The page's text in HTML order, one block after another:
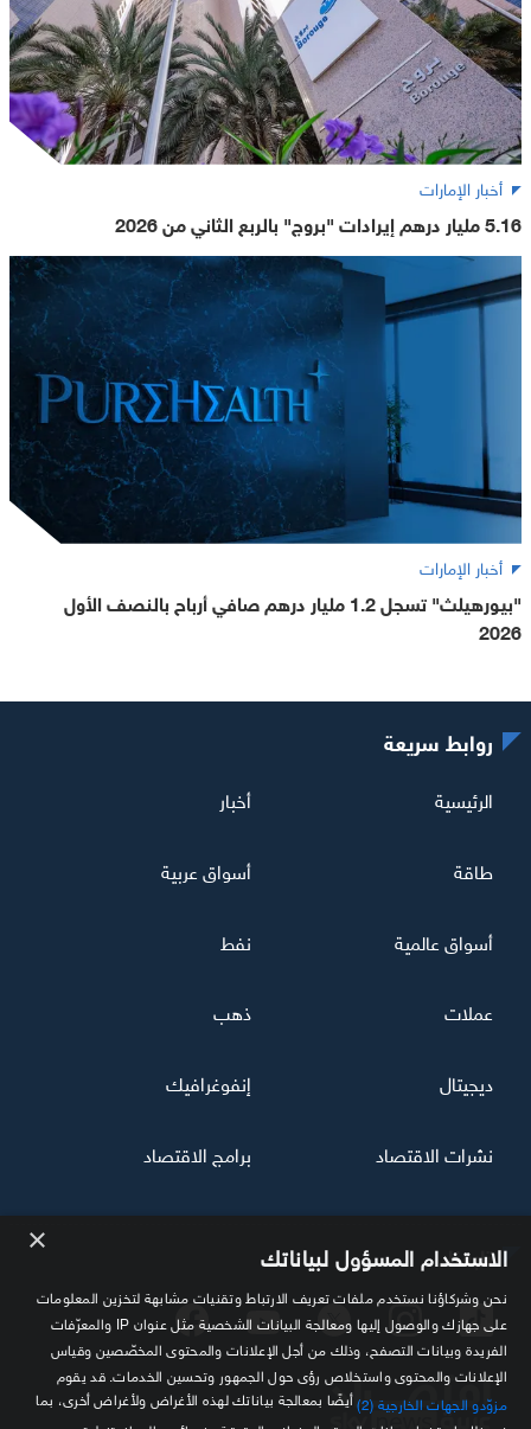
أخبار الإمارات
5.16 مليار درهم إيرادات "بروج" بالربع الثاني من 2026
أخبار الإمارات
"بيورهيلث" تسجل 1.2 مليار درهم صافي أرباح بالنصف الأول
2026
تابعنا
روابط سريعة
الرئيسية أخبار
طاقة أسواق عربية
أسواق عالمية نفط
عملات ذهب
ديجيتال إنفوغرافيك
نشرات الاقتصاد برامج الاقتصاد
× الاستخدام المسؤول لبياناتك
نحن وشركاؤنا نستخدم ملفات تعريف الارتباط وتقنيات مشابهة لتخزين المعلومات
على جهازك والوصول إليها ومعالجة البيانات الشخصية مثل عنوان IP والمعرّفات
الفريدة وبيانات التصفح، وذلك من أجل الإعلانات والمحتوى المخصّصين وقياس
الإعلانات والمحتوى واستخلاص رؤى حول الجمهور وتحسين الخدمات. قد يقوم
مزوّدو الجهات الخارجية (2)
أيضًا بمعالجة بياناتك لهذه الأغراض ولأغراض أخرى، بما